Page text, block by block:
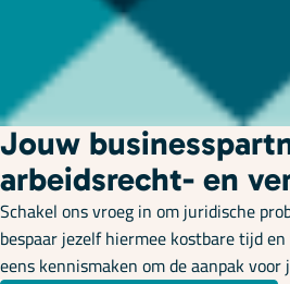
Jouw
arbeidsrecht- en
Schakel ons vroeg in om juridische
bespaar jezelf hiermee kostbare tijd
eens kennismaken om de aanpak